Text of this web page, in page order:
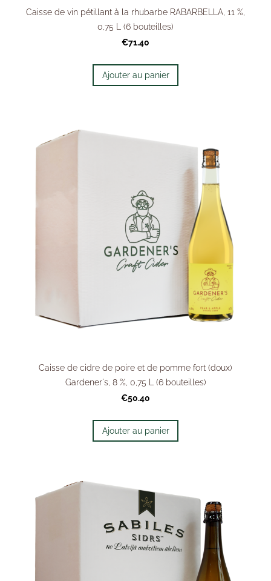
Caisse de vin pétillant à la rhubarbe RABARBELLA, 11 %,
0,75 L (6 bouteilles)
€71.40
Ajouter au panier
Caisse de cidre de poire et de pomme fort (doux)
Gardener's, 8 %, 0,75 L (6 bouteilles)
€50.40
Ajouter au panier